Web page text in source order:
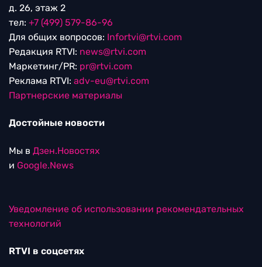
д. 26, этаж 2
тел: +7 (499) 579-86-96
Для общих вопросов: Infortvi@rtvi.com
Редакция RTVI: news@rtvi.com
Маркетинг/PR: pr@rtvi.com
Реклама RTVI: adv-eu@rtvi.com
Партнерские материалы
Достойные новости
Мы в Дзен.Новостях
и Google.News
Уведомление об использовании рекомендательных
технологий
RTVI в соцсетях